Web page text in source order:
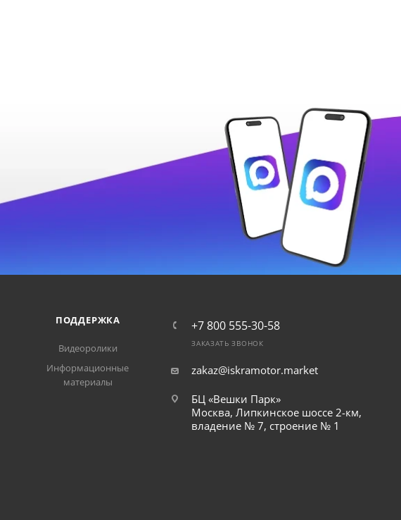
ПОДДЕРЖКА
Видеоролики
Информационные
материалы
+7 800 555-30-58
ЗАКАЗАТЬ ЗВОНОК
zakaz@iskramotor.market
БЦ «Вешки Парк»
Москва, Липкинское шоссе 2-км,
владение № 7, строение № 1